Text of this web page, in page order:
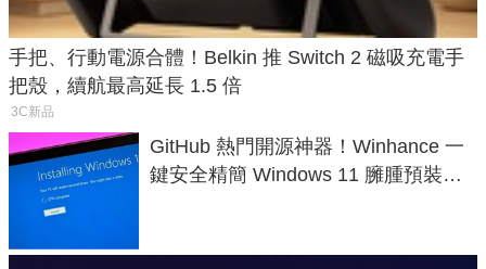
手把、行動電源合體！Belkin 推 Switch 2 磁吸充電手
把殼，續航最高延長 1.5 倍
3C新品
GitHub 熱門開源神器！Winhance 一
鍵安全精簡 Windows 11 臃腫預裝軟